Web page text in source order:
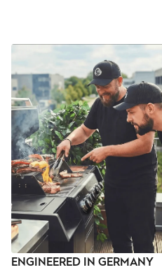
ENGINEERED IN GERMANY